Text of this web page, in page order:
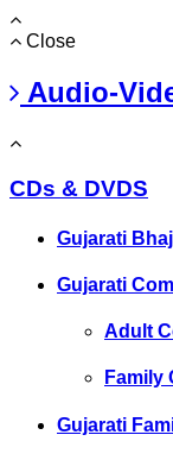
Close
Audio-
CDs & DVDS
Gujarati
Gujarati
Adult
Family
Gujarati